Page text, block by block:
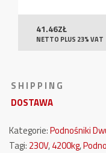
41.46ZŁ
NETTO PLUS 23% VAT
S H I P P I N G
DOSTAWA
Kategorie:Podnośniki
Tagi: 230V,4200kg,